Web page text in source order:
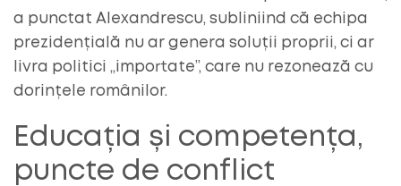
a punctat Alexandrescu, subliniind că echipa
prezidențială nu ar genera soluții proprii, ci ar
livra politici „importate”, care nu rezonează cu
dorințele românilor.
Educația și competența,
puncte de conflict